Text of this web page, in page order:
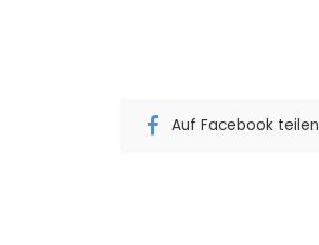
Auf Facebook teilen